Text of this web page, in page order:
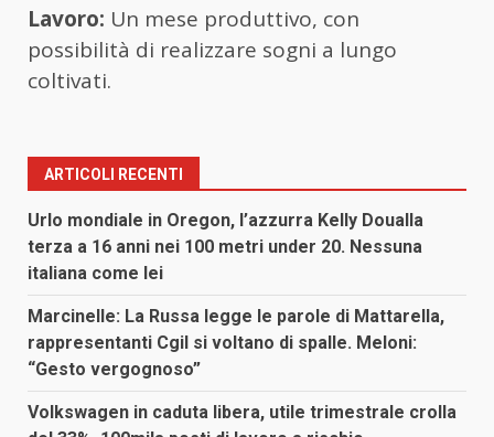
Lavoro: Un mese produttivo, con
possibilità di realizzare sogni a lungo
coltivati.
ARTICOLI RECENTI
Urlo mondiale in Oregon, l’azzurra Kelly Doualla
terza a 16 anni nei 100 metri under 20. Nessuna
italiana come lei
Marcinelle: La Russa legge le parole di Mattarella,
rappresentanti Cgil si voltano di spalle. Meloni:
“Gesto vergognoso”
Volkswagen in caduta libera, utile trimestrale crolla